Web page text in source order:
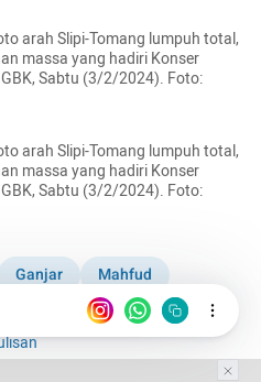
arah Slipi-Tomang lumpuh total,
massa yang hadiri Konser
Sabtu (3/2/2024). Foto:
arah Slipi-Tomang lumpuh total,
massa yang hadiri Konser
Sabtu (3/2/2024). Foto:
Ganjar
Mahfud